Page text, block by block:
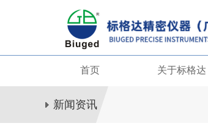
首页 关于标格达
新闻资讯